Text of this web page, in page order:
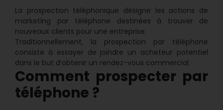
La prospection téléphonique désigne les actions de
marketing par téléphone destinées à trouver de
nouveaux clients pour une entreprise.
Traditionnellement, la prospection par téléphone
consiste à essayer de joindre un acheteur potentiel
dans le but d’obtenir un rendez-vous commercial.
Comment prospecter par
téléphone ?